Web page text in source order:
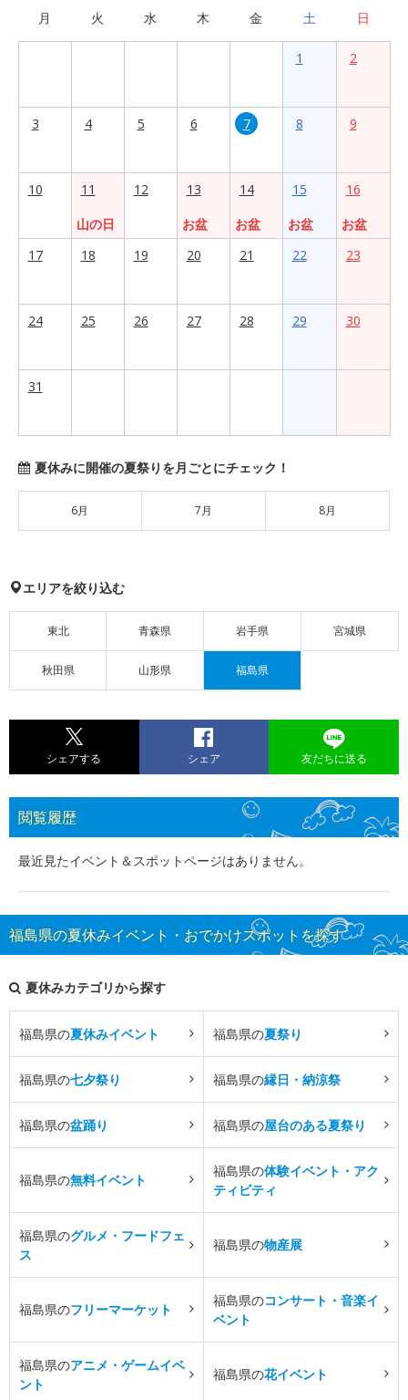
月 火 水 木 金 土 日
1 2
3 4 5 6 7 8 9
10
11
山の日
12
13
お盆
14
お盆
15
お盆
16
お盆
17
18 19 20 21 22 23
24 25 26 27 28 29 30
31
夏休みに開催の夏祭りを月ごとにチェック！
6月 7月 8月
エリアを絞り込む
東北 青森県 岩手県 宮城県
秋田県 山形県 福島県
シェアする シェア 友だちに送る
閲覧履歴
最近見たイベント＆スポットページはありません。
福島県の夏休みイベント・おでかけスポットを探す
夏休みカテゴリから探す
福島県の夏休みイベント 福島県の夏祭り
福島県の七夕祭り 福島県の縁日・納涼祭
福島県の盆踊り 福島県の屋台のある夏祭り
福島県の無料イベント
福島県の体験イベント・アク
ティビティ
福島県のグルメ・フードフェ
ス
福島県の物産展
福島県のフリーマーケット
福島県のコンサート・音楽イ
ベント
福島県のアニメ・ゲームイベ
ント
福島県の花イベント